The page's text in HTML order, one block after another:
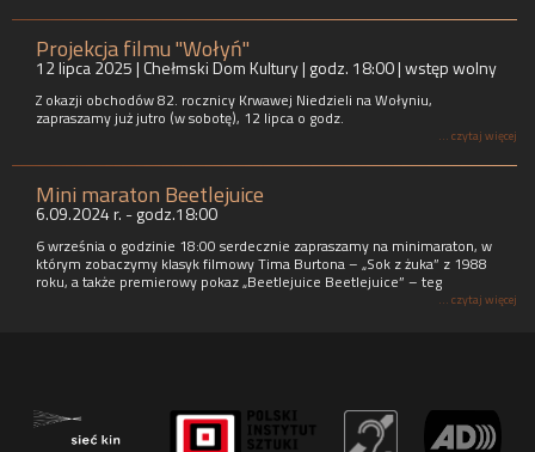
Projekcja filmu "Wołyń"
12 lipca 2025 | Chełmski Dom Kultury | godz. 18:00 | wstęp wolny
Z okazji obchodów 82. rocznicy Krwawej Niedzieli na Wołyniu,
zapraszamy już jutro (w sobotę), 12 lipca o godz.
... czytaj więcej
Mini maraton Beetlejuice
6.09.2024 r. - godz.18:00
6 września o godzinie 18:00 serdecznie zapraszamy na minimaraton, w
którym zobaczymy klasyk filmowy Tima Burtona – „Sok z żuka” z 1988
roku, a także premierowy pokaz „Beetlejuice Beetlejuice” – teg
... czytaj więcej
Centrum Kultury Filmowej ZORZA jest wyposażone w zestaw do projekcji
filmów posiadających suplement z audiodeskrypcją, czyli system
umożliwiający odbiór filmu osobom ze specjalnymi potrzebami.